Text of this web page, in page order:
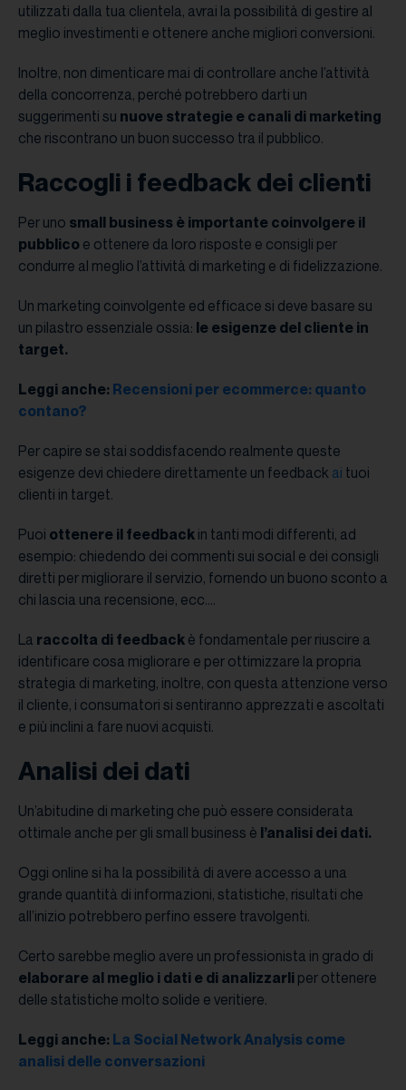
utilizzati dalla tua clientela, avrai la possibilità di gestire al
meglio investimenti e ottenere anche migliori conversioni.
Inoltre, non dimenticare mai di controllare anche l’attività
della concorrenza, perché potrebbero darti un
suggerimenti su nuove strategie e canali di marketing
che riscontrano un buon successo tra il pubblico.
Raccogli i feedback dei clienti
Per uno small business è importante coinvolgere il
pubblico e ottenere da loro risposte e consigli per
condurre al meglio l’attività di marketing e di fidelizzazione.
Un marketing coinvolgente ed efficace si deve basare su
un pilastro essenziale ossia: le esigenze del cliente in
target.
Leggi anche: Recensioni per ecommerce: quanto
contano?
Per capire se stai soddisfacendo realmente queste
esigenze devi chiedere direttamente un feedback ai tuoi
clienti in target.
Puoi ottenere il feedback in tanti modi differenti, ad
esempio: chiedendo dei commenti sui social e dei consigli
diretti per migliorare il servizio, fornendo un buono sconto a
chi lascia una recensione, ecc….
La raccolta di feedback è fondamentale per riuscire a
identificare cosa migliorare e per ottimizzare la propria
strategia di marketing, inoltre, con questa attenzione verso
il cliente, i consumatori si sentiranno apprezzati e ascoltati
e più inclini a fare nuovi acquisti.
Analisi dei dati
Un’abitudine di marketing che può essere considerata
ottimale anche per gli small business è l’analisi dei dati.
Oggi online si ha la possibilità di avere accesso a una
grande quantità di informazioni, statistiche, risultati che
all’inizio potrebbero perfino essere travolgenti.
Certo sarebbe meglio avere un professionista in grado di
elaborare al meglio i dati e di analizzarli per ottenere
delle statistiche molto solide e veritiere.
Leggi anche: La Social Network Analysis come
analisi delle conversazioni